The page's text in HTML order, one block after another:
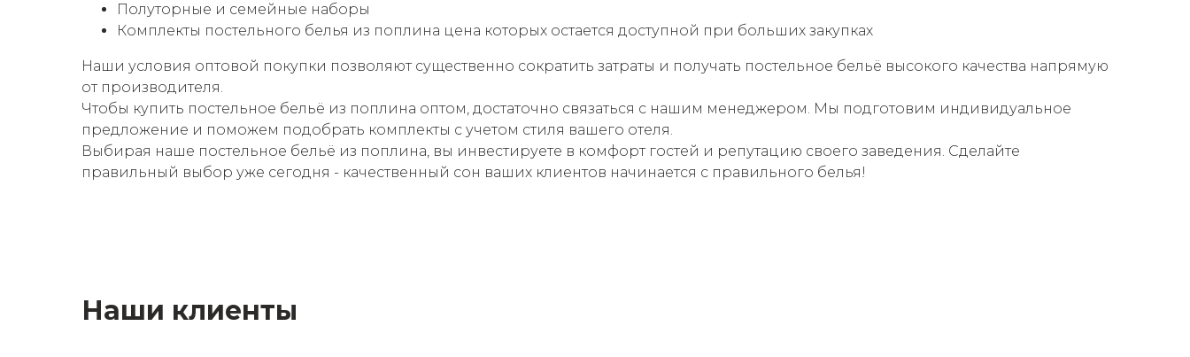
Полуторные и семейные наборы
Комплекты постельного белья из поплина цена которых остается доступной при больших закупках
Наши условия оптовой покупки позволяют существенно сократить затраты и получать постельное бельё высокого качества напрямую
от производителя.
Чтобы купить постельное бельё из поплина оптом, достаточно связаться с нашим менеджером. Мы подготовим индивидуальное
предложение и поможем подобрать комплекты с учетом стиля вашего отеля.
Выбирая наше постельное бельё из поплина, вы инвестируете в комфорт гостей и репутацию своего заведения. Сделайте
правильный выбор уже сегодня - качественный сон ваших клиентов начинается с правильного белья!
Наши клиенты